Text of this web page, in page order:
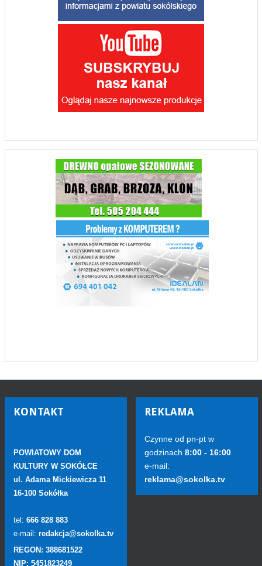
KONTAKT
POWIATOWY DOM
KULTURY W SOKÓŁCE
ul. Adama Mickiewicza 11
16-100 Sokółka
tel: 666 828 883
e-mail: redakcja@sokolka.tv
REGON: 388681522
NIP: 5451823249
REKLAMA
Czynne od pn-pt w
godzinach 8:00 - 16:00
e-mail:
reklama@sokolka.tv